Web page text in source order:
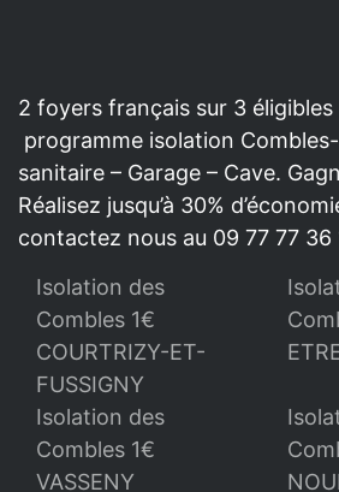
2 foyers français sur 3 éligibles
programme isolation
sanitaire – Garage – Cave.
Réalisez jusqu’à 30%
contactez nous au 09 77 77 36
Isolation des
Combles 1€
COURTRIZY-ET-
FUSSIGNY
Isolation des
Combles 1€
VASSENY